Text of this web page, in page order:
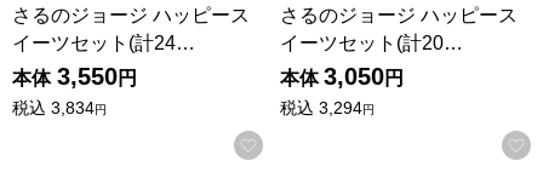
さるのジョージ ハッピース
イーツセット(計24…
本体 3,550円
税込 3,834円
お気に入りに登録する
さるのジョージ ハッピース
イーツセット(計20…
本体 3,050円
税込 3,294円